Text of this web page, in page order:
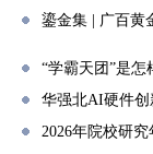
鎏金集 | 广百黄
“学霸天团”是
华强北AI硬件
2026年院校研